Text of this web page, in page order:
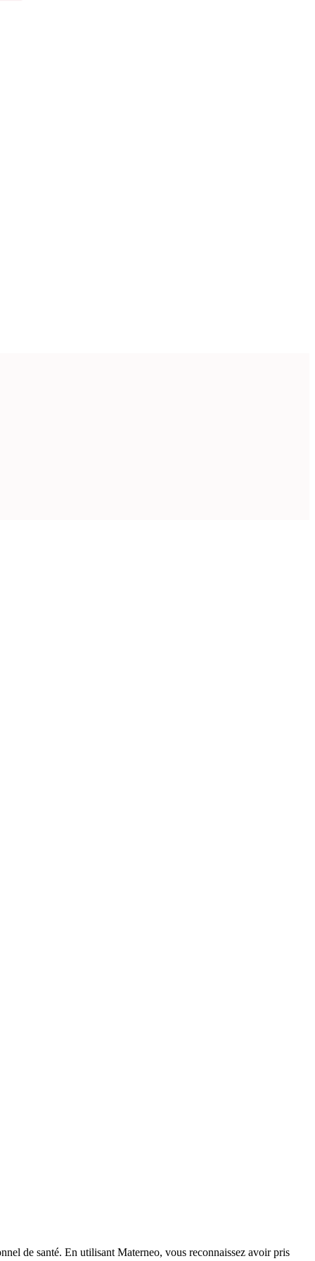
de santé. En utilisant Materneo, vous reconnaissez avoir pris